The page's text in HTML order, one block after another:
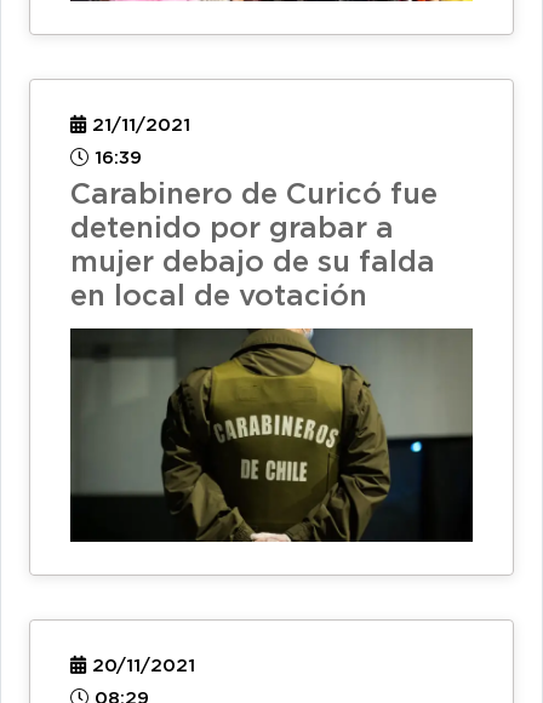
21/11/2021
16:39
Carabinero de Curicó fue
detenido por grabar a
mujer debajo de su falda
en local de votación
20/11/2021
08:29